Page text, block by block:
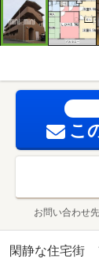
こ
お問い合わせ先
閑静な住宅街